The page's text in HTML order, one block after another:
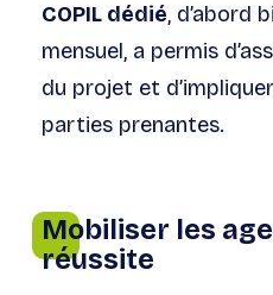
COPIL dédié, d’abord
mensuel, a permis
du projet et
parties prenantes.
Mobiliser les
réussite